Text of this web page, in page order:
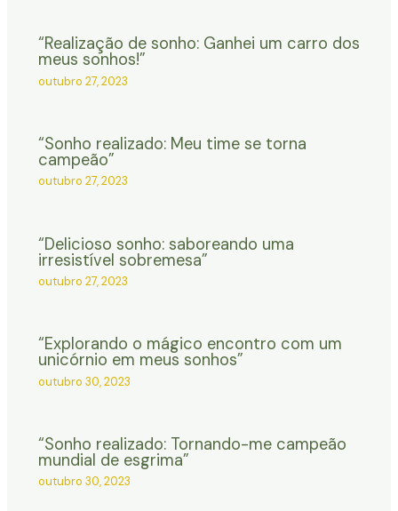
“Realização de sonho: Ganhei um carro dos
meus sonhos!”
outubro 27, 2023
“Sonho realizado: Meu time se torna
campeão”
outubro 27, 2023
“Delicioso sonho: saboreando uma
irresistível sobremesa”
outubro 27, 2023
“Explorando o mágico encontro com um
unicórnio em meus sonhos”
outubro 30, 2023
“Sonho realizado: Tornando-me campeão
mundial de esgrima”
outubro 30, 2023